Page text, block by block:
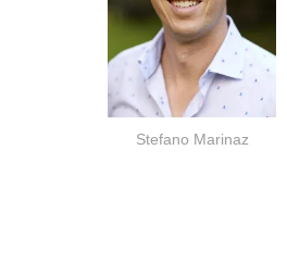
Stefano Marinaz